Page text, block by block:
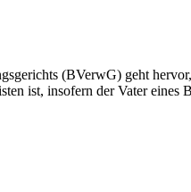
(BVerwG) geht
ist, insofern der Vater